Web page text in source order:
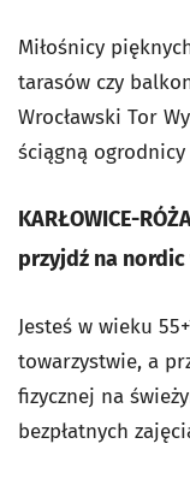
Miłośnicy
tarasów czy
Wrocławski Tor
ściągną ogrodnicy
KARŁOWICE-
przyjdź na
Jesteś w wieku
towarzystwie, a
fizycznej na
bezpłatnych